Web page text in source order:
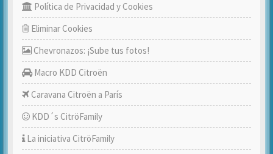
Política de Privacidad y Cookies
Eliminar Cookies
Chevronazos: ¡Sube tus fotos!
Macro KDD Citroën
Caravana Citroën a París
KDD´s CitröFamily
La iniciativa CitröFamily